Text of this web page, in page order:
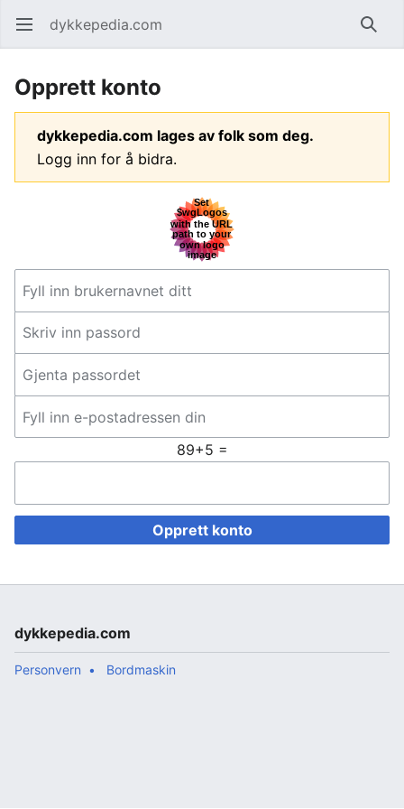
Åpne hovedmenyen dykkepedia.com Søk
Opprett konto
dykkepedia.com lages av folk som deg.
Logg inn for å bidra.
89+5 =
Opprett konto
dykkepedia.com
Personvern Bordmaskin